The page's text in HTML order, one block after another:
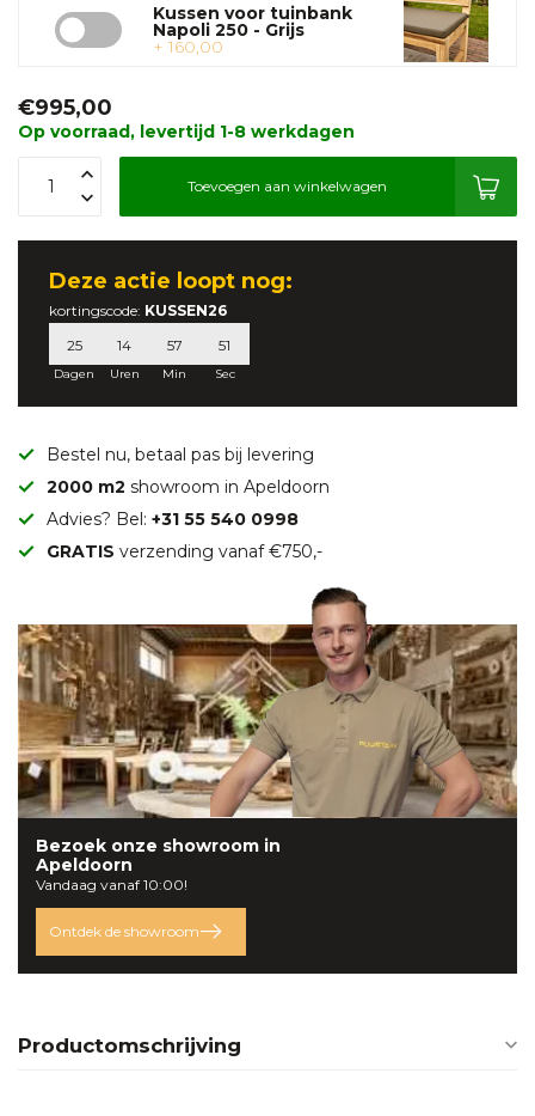
Kussen voor tuinbank
Napoli 250 - Grijs
+ 160,00
€995,00
Op voorraad, levertijd 1-8 werkdagen
Toevoegen aan winkelwagen
Deze actie loopt nog:
kortingscode: KUSSEN26
25
Dagen
14
Uren
57
Min
50
Sec
Bestel nu, betaal pas bij levering
2000 m2 showroom in Apeldoorn
Advies? Bel: +31 55 540 0998
GRATIS verzending vanaf €750,-
Bezoek onze showroom in
Apeldoorn
Vandaag vanaf 10:00!
Ontdek de showroom
Productomschrijving